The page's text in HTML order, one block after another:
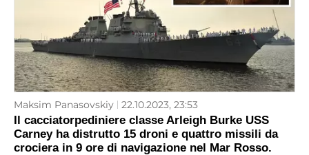
Maksim Panasovskiy 22.10.2023, 23:53
Il cacciatorpediniere classe Arleigh Burke USS
Carney ha distrutto 15 droni e quattro missili da
crociera in 9 ore di navigazione nel Mar Rosso.